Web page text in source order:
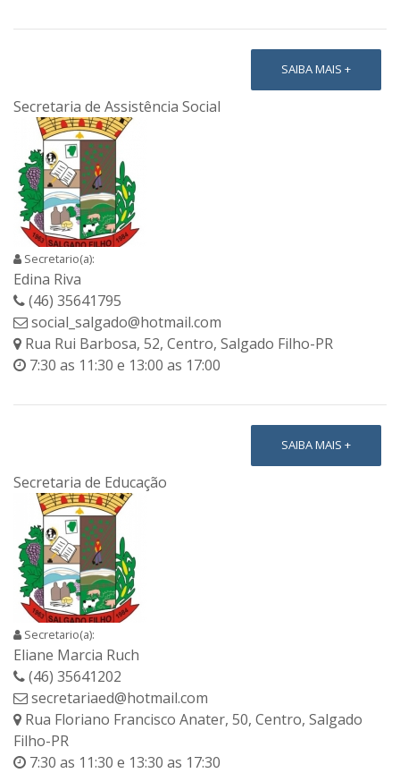
SAIBA MAIS +
Secretaria de Assistência Social
Secretario(a):
Edina Riva
(46) 35641795
social_salgado@hotmail.com
Rua Rui Barbosa, 52, Centro, Salgado Filho-PR
7:30 as 11:30 e 13:00 as 17:00
SAIBA MAIS +
Secretaria de Educação
Secretario(a):
Eliane Marcia Ruch
(46) 35641202
secretariaed@hotmail.com
Rua Floriano Francisco Anater, 50, Centro, Salgado
Filho-PR
7:30 as 11:30 e 13:30 as 17:30